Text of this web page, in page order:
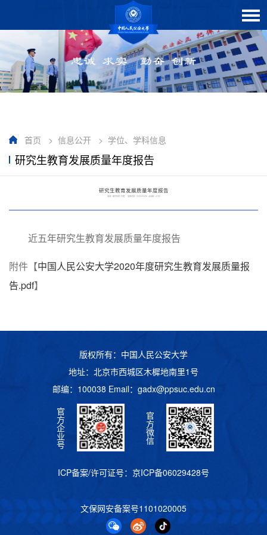
首页 > 信息公开 > 学位、学科信息
研究生教育发展质量年度报告
研究生教育发展质量年度报告
来源：研究生院 作者： 发布时间：2025/03/26 点击数： 4722
近五年研究生教育发展质量年度报告
附件【中国人民公安大学2020年度研究生教育发展质量报
告.pdf】
版权所有：中国人民公安大学
地址：北京市西城区木樨地南里1号
邮编：100038 Email： gadx@ppsuc.edu.cn
官
方
企
业
号
官
方
微
信
ICP备案/许可证号： 京ICP备06029428号
文保网安备案号1101020005